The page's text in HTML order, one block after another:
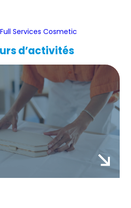
Services Cosmetic
d’activités